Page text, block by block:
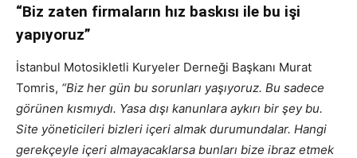
“Biz zaten firmaların hız baskısı ile bu işi
yapıyoruz”
İstanbul Motosikletli Kuryeler Derneği Başkanı Murat
Tomris, “Biz her gün bu sorunları yaşıyoruz. Bu sadece
görünen kısmıydı. Yasa dışı kanunlara aykırı bir şey bu.
Site yöneticileri bizleri içeri almak durumundalar. Hangi
gerekçeyle içeri almayacaklarsa bunları bize ibraz etmek